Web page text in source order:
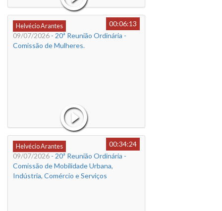
Helvécio Arantes
00:06:13
09/07/2026 - 20ª Reunião Ordinária -
Comissão de Mulheres.
Helvécio Arantes
00:34:24
09/07/2026 - 20ª Reunião Ordinária -
Comissão de Mobilidade Urbana,
Indústria, Comércio e Serviços